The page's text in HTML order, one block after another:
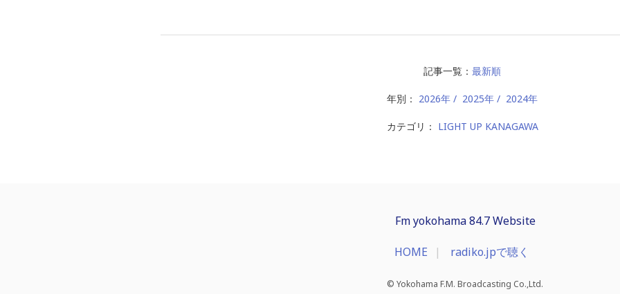
記事一覧： 最新順
年別： 2026年 2025年 2024年
カテゴリ： LIGHT UP KANAGAWA
Fm yokohama 84.7 Website
HOME radiko.jpで聴く
© Yokohama F.M. Broadcasting Co.,Ltd.